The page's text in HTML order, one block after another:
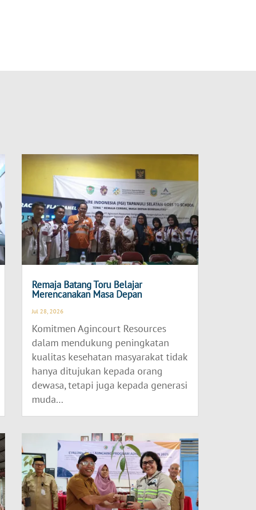
Remaja Batang Toru Belajar
Merencanakan Masa Depan
Jul 28, 2026
Komitmen Agincourt Resources
dalam mendukung peningkatan
kualitas kesehatan masyarakat tidak
hanya ditujukan kepada orang
dewasa, tetapi juga kepada generasi
muda...